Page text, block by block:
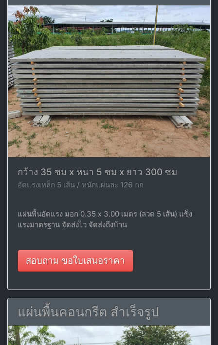
กว้าง 35 ซม x หนา 5 ซม x ยาว 300 ซม
อัดแรงเหล็ก 5 เส้น / หนักแผ่นละ 126 กก
แผ่นพื้นอัดแรง มอก 0.35 x 3.00 เมตร (ลวด 5 เส้น) แข็ง
แรงมาตรฐาน จัดส่งไว จัดส่งถึงบ้าน
สอบถาม ขอใบเสนอราคา
แผ่นพื้นคอนกรีต สำเร็จรูป